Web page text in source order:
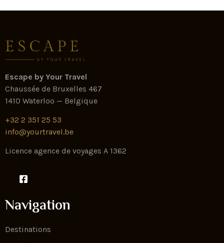
Escape by Your Travel
Chaussée de Bruxelles 467
1410 Waterloo — Belgique
+32 2 351 25 53
info@yourtravel.be
Licence agence de voyages A 1362
Navigation
Destinations